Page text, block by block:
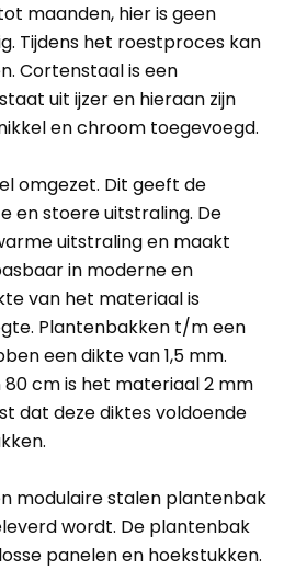
maanden, hier is geen
Tijdens het roestproces kan
Cortenstaal is een
uit ijzer en hieraan zijn
en chroom toegevoegd.
omgezet. Dit geeft de
en stoere uitstraling. De
uitstraling en maakt
in moderne en
van het materiaal is
Plantenbakken t/m een
een dikte van 1,5 mm.
cm is het materiaal 2 mm
dat deze diktes voldoende
modulaire stalen plantenbak
wordt. De plantenbak
panelen en hoekstukken.